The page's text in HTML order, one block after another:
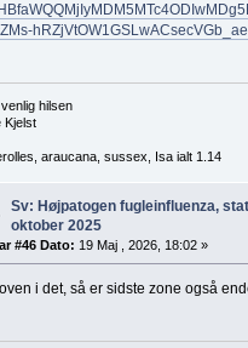
hilsen
Kjelst
araucana, sussex, Isa ialt 1.14
Sv: Højpatogen fugleinfluenza,
oktober 2025
#46 Dato: 19 Maj , 2026, 18:02 »
i det, så er sidste zone også